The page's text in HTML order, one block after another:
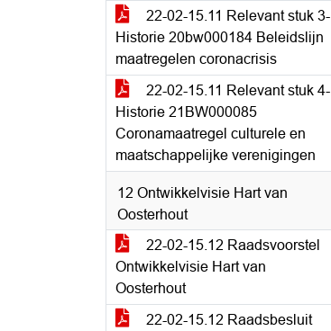
22-02-15.11 Relevant stuk 3-
Historie 20bw000184 Beleidslijn
maatregelen coronacrisis
22-02-15.11 Relevant stuk 4-
Historie 21BW000085
Coronamaatregel culturele en
maatschappelijke verenigingen
12 Ontwikkelvisie Hart van
Oosterhout
22-02-15.12 Raadsvoorstel
Ontwikkelvisie Hart van
Oosterhout
22-02-15.12 Raadsbesluit